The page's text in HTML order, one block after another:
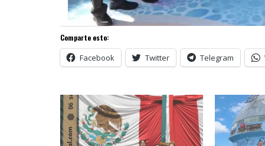
Comparte esto:
Facebook Twitter Telegram